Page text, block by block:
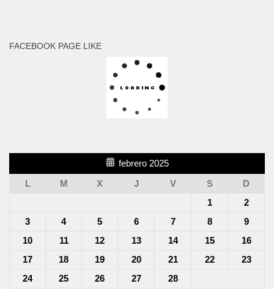
FACEBOOK PAGE LIKE
febrero 2025
L
M X J V S
D
1
2
3
4 5 6 7 8
9
10
11 12 13 14 15
16
17
18 19 20 21 22
23
24
25 26 27
28